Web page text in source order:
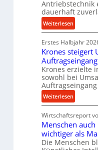
t
a
n
d
l
s
e
n
s
o
r
e
n
i
n
d
e
t
r
i
e
b
u
n
d
H
y
d
Antriebstechnik
dauerhaft
Weiterlesen:
P
r
ä
z
i
s
e
u
n
d
l
a
n
Erstes Halbjahr
Krones steigert
Auftragseingang
Krones erzielte
sowohl bei
Weiterlesen:
K
r
o
n
e
Wirtschaftsreport
Menschen
wichtiger als
Die Menschen